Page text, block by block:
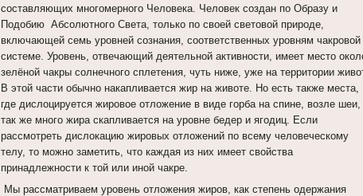
составляющих многомерного Человека. Человек создан по Образу и
Подобию Абсолютного Света, только по своей световой природе,
включающей семь уровней сознания, соответственных уровням чакровой
системе. Уровень, отвечающий деятельной активности, имеет место
зелёной чакры солнечного сплетения, чуть ниже, уже на территории
В этой части обычно накапливается жир на животе. Но есть также места,
где дислоцируется жировое отложение в виде горба на спине, возле шеи,
так же много жира скапливается на уровне бедер и ягодиц. Если
рассмотреть дислокацию жировых отложений по всему человеческому
телу, то можно заметить, что каждая из них имеет свойства
принадлежности к той или иной чакре.
Мы рассматриваем уровень отложения жиров, как степень одержания